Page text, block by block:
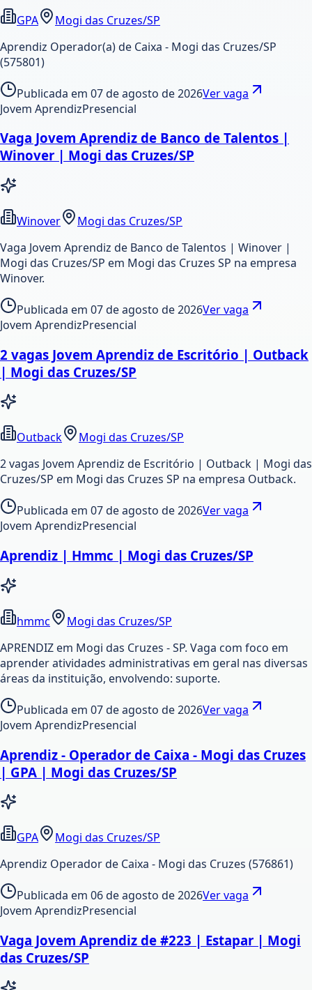
GPA
Mogi das Cruzes/SP
Aprendiz Operador(a) de Caixa - Mogi das Cruzes/SP
(575801)
Publicada em 07 de agosto de 2026Ver vaga
Jovem AprendizPresencial
Vaga Jovem Aprendiz de Banco de Talentos |
Winover | Mogi das Cruzes/SP
Winover
Mogi das Cruzes/SP
Vaga Jovem Aprendiz de Banco de Talentos | Winover |
Mogi das Cruzes/SP em Mogi das Cruzes SP na empresa
Winover.
Publicada em 07 de agosto de 2026Ver vaga
Jovem AprendizPresencial
2 vagas Jovem Aprendiz de Escritório | Outback
| Mogi das Cruzes/SP
Outback
Mogi das Cruzes/SP
2 vagas Jovem Aprendiz de Escritório | Outback | Mogi das
Cruzes/SP em Mogi das Cruzes SP na empresa Outback.
Publicada em 07 de agosto de 2026Ver vaga
Jovem AprendizPresencial
Aprendiz | Hmmc | Mogi das Cruzes/SP
hmmc
Mogi das Cruzes/SP
APRENDIZ em Mogi das Cruzes - SP. Vaga com foco em
aprender atividades administrativas em geral nas diversas
áreas da instituição, envolvendo: suporte.
Publicada em 07 de agosto de 2026Ver vaga
Jovem AprendizPresencial
Aprendiz - Operador de Caixa - Mogi das Cruzes
| GPA | Mogi das Cruzes/SP
GPA
Mogi das Cruzes/SP
Aprendiz Operador de Caixa - Mogi das Cruzes (576861)
Publicada em 06 de agosto de 2026Ver vaga
Jovem AprendizPresencial
Vaga Jovem Aprendiz de #223 | Estapar | Mogi
das Cruzes/SP